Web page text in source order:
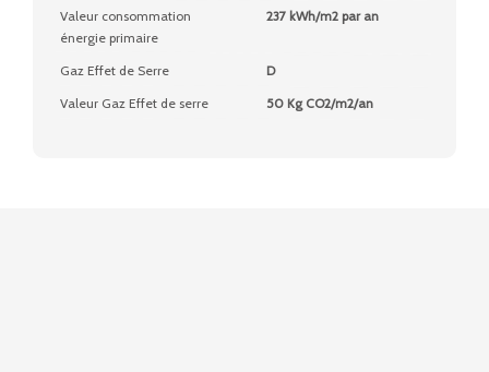
Valeur consommation
énergie primaire
237 kWh/m2 par an
Gaz Effet de Serre
D
Valeur Gaz Effet de serre
50 Kg CO2/m2/an